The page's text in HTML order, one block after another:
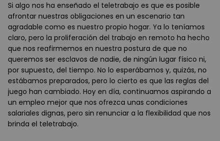
Si algo nos ha enseñado el teletrabajo es que es posible
afrontar nuestras obligaciones en un escenario tan
agradable como es nuestro propio hogar. Ya lo teníamos
claro, pero la proliferación del trabajo en remoto ha hecho
que nos reafirmemos en nuestra postura de que no
queremos ser esclavos de nadie, de ningún lugar físico ni,
por supuesto, del tiempo. No lo esperábamos y, quizás, no
estábamos preparados, pero lo cierto es que las reglas del
juego han cambiado. Hoy en día, continuamos aspirando a
un empleo mejor que nos ofrezca unas condiciones
salariales dignas, pero sin renunciar a la flexibilidad que nos
brinda el teletrabajo.